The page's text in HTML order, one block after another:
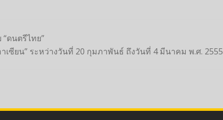
ดนตรีไทย”
เซียน” ระหว่างวันที่ 20 กุมภาพันธ์ ถึงวันที่ 4 มีนาคม พ.ศ. 2555